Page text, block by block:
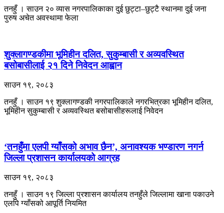
तनहुँ । साउन २० व्यास नगरपालिकाका दुई छुट्टा–छुट्टै स्थानमा दुई जना
पुरुष अचेत अवस्थामा फेला
शुक्लागण्डकीमा भूमिहीन दलित, सुकुम्बासी र अव्यवस्थित
बसोबासीलाई २१ दिने निवेदन आह्वान
साउन १९, २०८३
तनहुँ । साउन १९ शुक्लागण्डकी नगरपालिकाले नगरभित्रका भूमिहीन दलित,
भूमिहीन सुकुम्बासी र अव्यवस्थित बसोबासीहरूलाई निवेदन
‘तनहुँमा एलपी ग्याँसको अभाव छैन’, अनावश्यक भण्डारण नगर्न
जिल्ला प्रशासन कार्यालयको आग्रह
साउन १९, २०८३
तनहुँ । साउन १९ जिल्ला प्रशासन कार्यालय तनहुँले जिल्लामा खाना पकाउने
एलपि ग्याँसको आपूर्ति नियमित